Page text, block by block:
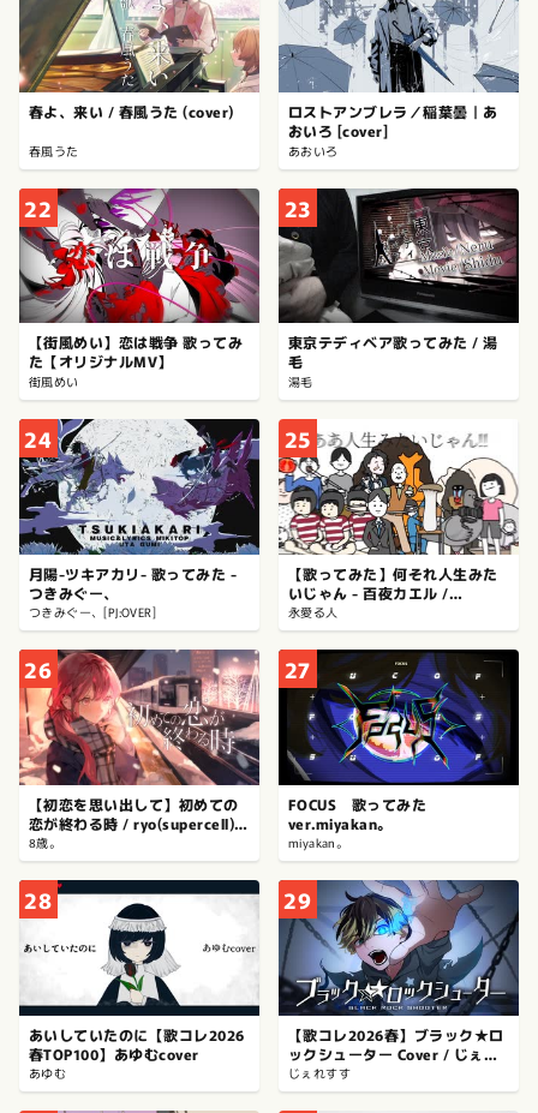
春よ、来い / 春風うた (cover)
春風うた
ロストアンブレラ／稲葉曇｜あ
おいろ [cover]
あおいろ
22
【街風めい】恋は戦争 歌ってみ
た【オリジナルMV】
街風めい
23
東京テディベア歌ってみた / 湯
毛
湯毛
24
月陽-ツキアカリ- 歌ってみた -
つきみぐー、
つきみぐー、[PJ:OVER]
25
【歌ってみた】何それ人生みた
いじゃん - 百夜カエル /
covered by 永愛る人
永愛る人
26
【初恋を思い出して】初めての
恋が終わる時 / ryo(supercell) -
8歳。【歌ってみた】【オリジナ
ルMV】
8歳。
27
FOCUS 歌ってみた
ver.miyakan。
miyakan。
28
あいしていたのに【歌コレ2026
春TOP100】あゆむcover
あゆむ
29
【歌コレ2026春】ブラック★ロ
ックシューター Cover / じぇれ
すす
じぇれすす